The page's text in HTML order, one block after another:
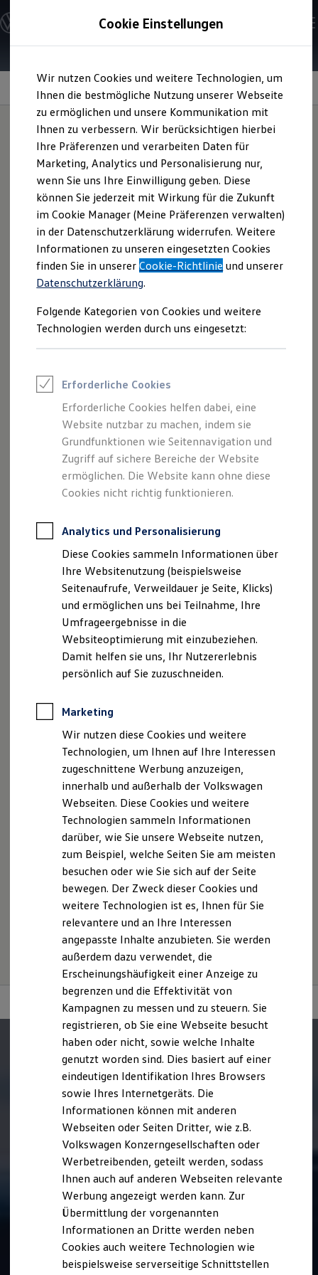
Hauptinhalt
springen
Footer
springen
Modelle und Konfigurator
Konfigurator
Modelle vergleichen
Elektroautos
ENERGY Sondermodelle
Nutzfahrzeuge
SUV und CUV
Familienautos
Kombis
Kompaktwagen
Sportwagen
Schnell verfügbare Fahrzeuge
Angebote und Produkte
Aktuelle Angebote
E-Auto-Förderung
Volkswagen Marktplatz
Die ENERGY Sondermodelle
Junge Gebrauchtwagen und Gebrauchtwagen
Volkswagen Zertifizierte Gebrauchtwagen
Elektromobilität bei Gebrauchtwagen
Saisonangebote
Reifenpakete
Leasing
Leasing-Angebote
Elektroauto Leasing
Kleinwagen-Leasing
Leasing ohne Anzahlung
Finanzierung
Autokredit mit Schlussrate
Versicherungen und Garantien
Kfz-Versicherung
Restschuldversicherungen
Garantien
Professional Class bei Volkswagen
Behörden
Direktkunden
Sonderfahrzeuge
Anpfiff zum Gewinn
Elektromobilität
Elektroautos
ID. Tutorials
Elektrofahrzeugkonzepte
ID. EVERY1
Reichweite
Rekuperation
Laden unterwegs
Laden Zuhause
Ladestationen finden
Ladezeitensimulator
Batterie
Sicherheit
Nachhaltigkeit
Technologie
Kosten und Kauf
Verbrauchskosten
Kaufoptionen
E-Auto-Förderung
Software und Konnektivität
Die ID. Software 6
ID. Software Versionen und Updates
Digitale Extras
Schnittstellen zu Ihrem ID.
Marke und Erlebnis
Volkswagen R und R Experience
R-Modelle
R Experience
Driving Experience
Volkswagen entdecken
Werkbesichtigung
Lifestyle Shop
T-Roc Kollektion
Golf Kollektion
Volkswagen Kollektion
R-Kollektion
GTI Kollektion
Fußball Drop
we drive football
#wedriveproud
Besitzer und Service
myVolkswagen
Software Updates
Service und Ersatzteile
Inspektion und HU/AU
Beschleunigung
Maximale DynamikR
leben
Per Kick-down arbeitet stets der V6-Turbomotor und wird
bei ausreichend geladener Batterie zusätzlich durch die volle
elektrische Leistung als sogenannter Boost unterstützt.
Maximale Systemleistung von 340 kW (462 PS) plus
maximales Systemdrehmoment von 700 Nm, gleich
Nutzungsbedingungen
Datenschutzerklärungen
Cookie-Richtlinie
Lizenzhinweise Dritter
Angaben zum Digital Services Act (DSA)
EU Data Act
Produktsicherheitsinformationen
Vertrag Widerrufen
Disclaimer von Volkswagen AG
Ausstattungen können in einzelnen Details vom aktuellen
teilweise Sonderausstattungen der Fahrzeuge gegen
Mehrpreis.
Bitte beachten Sie auch unseren Konfigurator für eine
Übersicht der aktuell verfügbaren Modelle und Ausstattungen.
Die angegebenen Verbrauchs- und Emissionswerte beziehen
sich nicht auf ein einzelnes Fahrzeug und sind nicht Bestandteil
des Angebots, sondern dienen allein Vergleichszwecken
zwischen den verschiedenen Fahrzeugtypen.
Zusatzausstattungen und Zubehör(Anbauteile, Reifenformat
usw.) können relevante Fahrzeugparameter, wiez. B.
Rollwiderstand und Aerodynamik verändern und neben
Witterungs- und Verkehrsbedingungen sowie dem
individuellen Fahrverhalten den Kraftstoffverbrauch, den
Stromverbrauch, die CO₂-Emissionen und die
Fahrleistungswerte eines Fahrzeugs beeinflussen.
Cookie Einstellungen
Wir nutzen Cookies und weitere Technologien, um
Ihnen die bestmögliche Nutzung unserer Webseite
zu ermöglichen und unsere Kommunikation mit
Ihnen zu verbessern. Wir berücksichtigen hierbei
Ihre Präferenzen und verarbeiten Daten für
Marketing, Analytics und Personalisierung nur,
wenn Sie uns Ihre Einwilligung geben. Diese
können Sie jederzeit mit Wirkung für die Zukunft
im Cookie Manager (Meine Präferenzen verwalten)
in der Datenschutzerklärung widerrufen. Weitere
Informationen zu unseren eingesetzten Cookies
finden Sie in unsererCookie-Richtlinie und unserer
Datenschutzerklärung.
Folgende Kategorien von Cookies und weitere
Technologien werden durch uns eingesetzt:
Erforderliche Cookies
Erforderliche Cookies helfen dabei, eine
Website nutzbar zu machen, indem sie
Grundfunktionen wie Seitennavigation und
Zugriff auf sichere Bereiche der Website
ermöglichen. Die Website kann ohne diese
Cookies nicht richtig funktionieren.
Analytics und Personalisierung
Diese Cookies sammeln Informationen über
Ihre Websitenutzung (beispielsweise
Seitenaufrufe, Verweildauer je Seite, Klicks)
und ermöglichen uns bei Teilnahme, Ihre
Umfrageergebnisse in die
Websiteoptimierung mit einzubeziehen.
Damit helfen sie uns, Ihr Nutzererlebnis
persönlich auf Sie zuzuschneiden.
Marketing
Wir nutzen diese Cookies und weitere
Technologien, um Ihnen auf Ihre Interessen
zugeschnittene Werbung anzuzeigen,
innerhalb und außerhalb der Volkswagen
Webseiten. Diese Cookies und weitere
Technologien sammeln Informationen
darüber, wie Sie unsere Webseite nutzen,
zum Beispiel, welche Seiten Sie am meisten
besuchen oder wie Sie sich auf der Seite
bewegen. Der Zweck dieser Cookies und
weitere Technologien ist es, Ihnen für Sie
relevantere und an Ihre Interessen
angepasste Inhalte anzubieten. Sie werden
außerdem dazu verwendet, die
Erscheinungshäufigkeit einer Anzeige zu
begrenzen und die Effektivität von
Kampagnen zu messen und zu steuern. Sie
registrieren, ob Sie eine Webseite besucht
haben oder nicht, sowie welche Inhalte
genutzt worden sind. Dies basiert auf einer
eindeutigen Identifikation Ihres Browsers
sowie Ihres Internetgeräts. Die
Informationen können mit anderen
Webseiten oder Seiten Dritter, wie z.B.
Volkswagen Konzerngesellschaften oder
Werbetreibenden, geteilt werden, sodass
Ihnen auch auf anderen Webseiten relevante
Werbung angezeigt werden kann. Zur
Übermittlung der vorgenannten
Informationen an Dritte werden neben
Cookies auch weitere Technologien wie
beispielsweise serverseitige Schnittstellen